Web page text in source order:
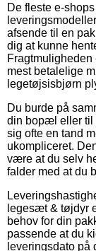
De fleste e-
afsende til en
dig at kunne
mest betalelige
legetøjsisbjørn
Du burde på
din bopæl eller til
sig ofte en tand
ukompliceret.
være at du selv
falder med at du
legesæt & tøjdyr
behov for din
passende at du
leveringsdato på